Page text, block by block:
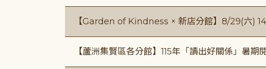
【Garden of Kindness × 新店分館】8/29(六)
【蘆洲集賢區各分館】115年「讀出好關係」暑期